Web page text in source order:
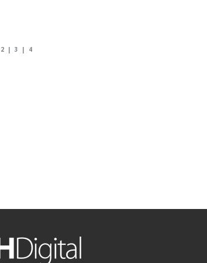
2 | 3 | 4